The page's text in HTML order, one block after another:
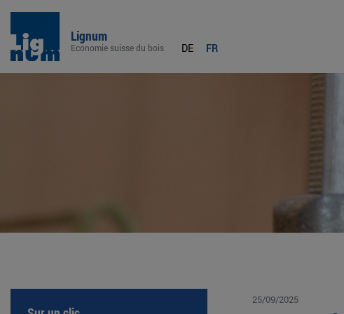
Lignum
Economie suisse du bois DE FR
25/09/2025